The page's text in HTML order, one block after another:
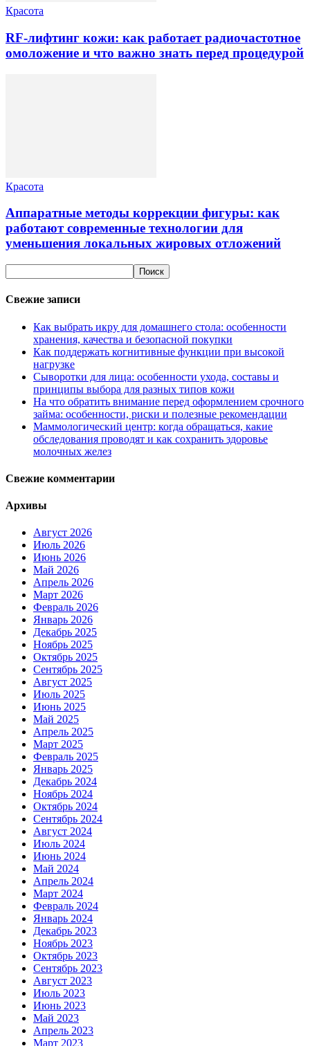
Красота
RF-лифтинг кожи: как работает радиочастотное
омоложение и что важно знать перед процедурой
Красота
Аппаратные методы коррекции фигуры: как
работают современные технологии для
уменьшения локальных жировых отложений
Свежие записи
Как выбрать икру для домашнего стола: особенности
хранения, качества и безопасной покупки
Как поддержать когнитивные функции при высокой
нагрузке
Сыворотки для лица: особенности ухода, составы и
принципы выбора для разных типов кожи
На что обратить внимание перед оформлением срочного
займа: особенности, риски и полезные рекомендации
Маммологический центр: когда обращаться, какие
обследования проводят и как сохранить здоровье
молочных желез
Свежие комментарии
Архивы
Август 2026
Июль 2026
Июнь 2026
Май 2026
Апрель 2026
Март 2026
Февраль 2026
Январь 2026
Декабрь 2025
Ноябрь 2025
Октябрь 2025
Сентябрь 2025
Август 2025
Июль 2025
Июнь 2025
Май 2025
Апрель 2025
Март 2025
Февраль 2025
Январь 2025
Декабрь 2024
Ноябрь 2024
Октябрь 2024
Сентябрь 2024
Август 2024
Июль 2024
Июнь 2024
Май 2024
Апрель 2024
Март 2024
Февраль 2024
Январь 2024
Декабрь 2023
Ноябрь 2023
Октябрь 2023
Сентябрь 2023
Август 2023
Июль 2023
Июнь 2023
Май 2023
Апрель 2023
Март 2023